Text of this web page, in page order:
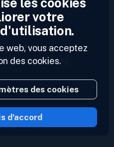
? Entrez votre
flux maintenant.
les cookies
votre
web, vous acceptez
des cookies.
des cookies
d'accord